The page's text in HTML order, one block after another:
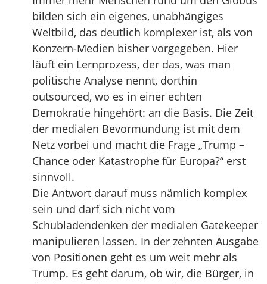
bilden sich ein eigenes, unabhängiges
Weltbild, das deutlich komplexer ist, als von
Konzern-Medien bisher vorgegeben. Hier
läuft ein Lernprozess, der das, was man
politische Analyse nennt, dorthin
outsourced, wo es in einer echten
Demokratie hingehört: an die Basis. Die Zeit
der medialen Bevormundung ist mit dem
Netz vorbei und macht die Frage „Trump –
Chance oder Katastrophe für Europa?“ erst
sinnvoll.
Die Antwort darauf muss nämlich komplex
sein und darf sich nicht vom
Schubladendenken der medialen Gatekeeper
manipulieren lassen. In der zehnten Ausgabe
von Positionen geht es um weit mehr als
Trump. Es geht darum, ob wir, die Bürger, in